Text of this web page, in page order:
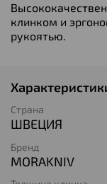
клинком и
рукоятью.
Страна
ШВЕЦИЯ
Бренд
MORAKNIV